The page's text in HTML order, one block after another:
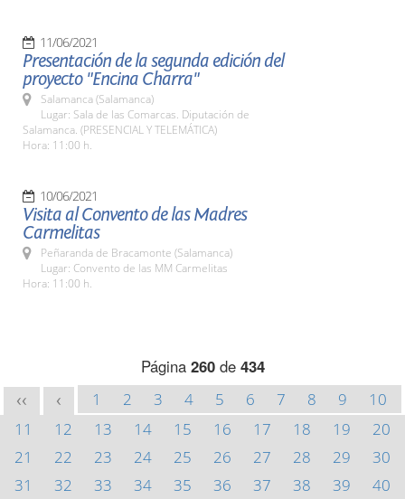
11/06/2021
Presentación de la segunda edición del
proyecto "Encina Charra"
Salamanca (Salamanca)
Lugar: Sala de las Comarcas. Diputación de
Salamanca. (PRESENCIAL Y TELEMÁTICA)
Hora: 11:00 h.
10/06/2021
Visita al Convento de las Madres
Carmelitas
Peñaranda de Bracamonte (Salamanca)
Lugar: Convento de las MM Carmelitas
Hora: 11:00 h.
Página 260de 434
<< < 1 2 3 4 5 6 7 8 9
10
11
12 13 14 15 16 17 18 19
20
21
22 23 24 25 26 27 28 29
30
31
32 33 34 35 36 37 38 39
40